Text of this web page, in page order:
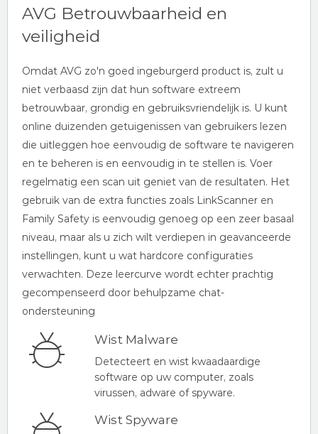
AVG Betrouwbaarheid en
veiligheid
Omdat AVG zo'n goed ingeburgerd product is, zult u
niet verbaasd zijn dat hun software extreem
betrouwbaar, grondig en gebruiksvriendelijk is. U kunt
online duizenden getuigenissen van gebruikers lezen
die uitleggen hoe eenvoudig de software te navigeren
en te beheren is en eenvoudig in te stellen is. Voer
regelmatig een scan uit geniet van de resultaten. Het
gebruik van de extra functies zoals LinkScanner en
Family Safety is eenvoudig genoeg op een zeer basaal
niveau, maar als u zich wilt verdiepen in geavanceerde
instellingen, kunt u wat hardcore configuraties
verwachten. Deze leercurve wordt echter prachtig
gecompenseerd door behulpzame chat-
ondersteuning
Wist Malware
Detecteert en wist kwaadaardige
software op uw computer, zoals
virussen, adware of spyware.
Wist Spyware